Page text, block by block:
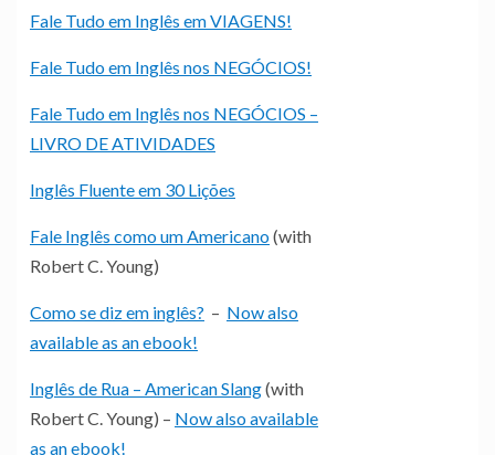
Fale Tudo em Inglês em VIAGENS!
Fale Tudo em Inglês nos NEGÓCIOS!
Fale Tudo em Inglês nos NEGÓCIOS –
LIVRO DE ATIVIDADES
Inglês Fluente em 30 Lições
Fale Inglês como um Americano(with
Robert C. Young)
Como se diz em inglês? – Now also
available as an ebook!
Inglês de Rua – American Slang(with
Robert C. Young) – Now also available
as an ebook!